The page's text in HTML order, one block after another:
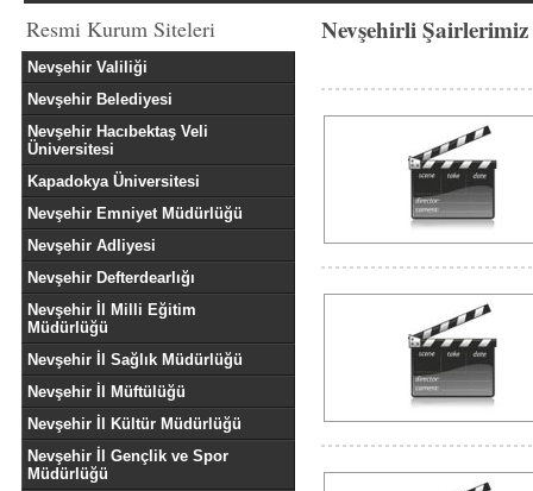
Resmi Kurum Siteleri
Nevşehir Valiliği
Nevşehir Belediyesi
Nevşehir Hacıbektaş Veli
Üniversitesi
Kapadokya Üniversitesi
Nevşehir Emniyet Müdürlüğü
Nevşehir Adliyesi
Nevşehir Defterdearlığı
Nevşehir İl Milli Eğitim
Müdürlüğü
Nevşehir İl Sağlık Müdürlüğü
Nevşehir İl Müftülüğü
Nevşehir İl Kültür Müdürlüğü
Nevşehir İl Gençlik ve Spor
Müdürlüğü
Nevşehirli Şairlerimiz